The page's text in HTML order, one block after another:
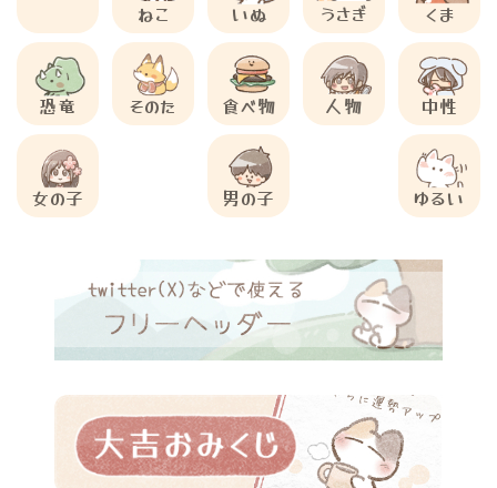
ねこ
いぬ うさぎ くま
恐竜 そのた 食べ物 人物 中性
女の子 男の子 ゆるい